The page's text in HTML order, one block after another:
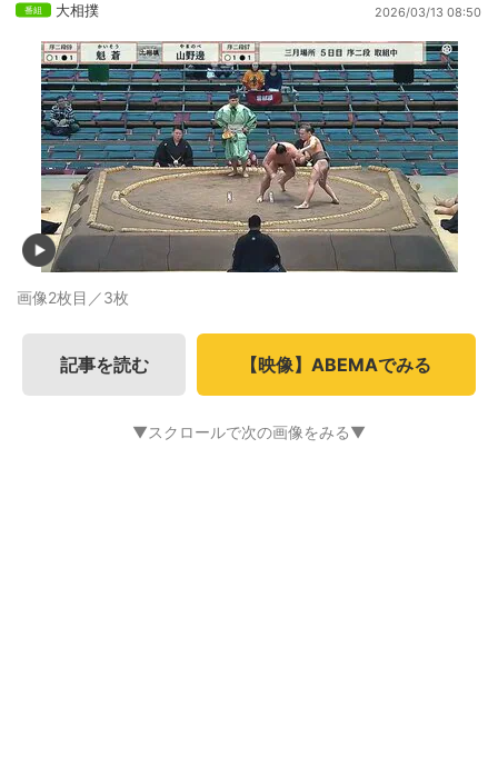
大相撲 2026/03/13 08:50
画像2枚目／3枚
記事を読む 【映像】ABEMAでみる
▼スクロールで次の画像をみる▼